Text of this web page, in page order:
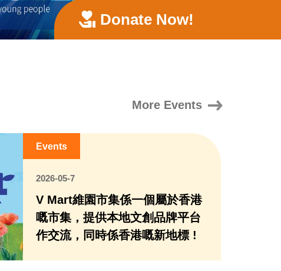
Donate Now!
More Events
Events
2026-05-7
V Mart維園市集係一個屬於香港
嘅市集，提供本地文創品牌平台
作交流，同時係香港嘅新地標 !